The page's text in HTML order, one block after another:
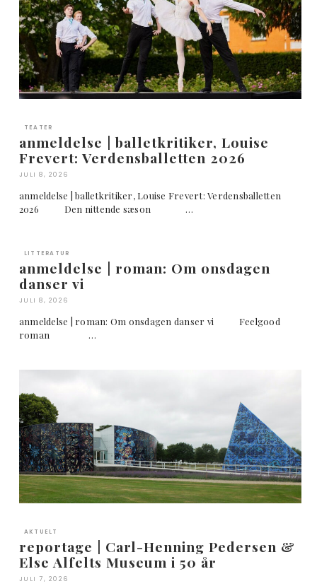
TEATER
anmeldelse | balletkritiker, Louise
Frevert: Verdensballetten 2026
JULI 8, 2026
anmeldelse | balletkritiker, Louise Frevert: Verdensballetten
2026 Den nittende sæson …
LITTERATUR
anmeldelse | roman: Om onsdagen
danser vi
JULI 8, 2026
anmeldelse | roman: Om onsdagen danser vi Feelgood
roman …
AKTUELT
reportage | Carl-Henning Pedersen &
Else Alfelts Museum i 50 år
JULI 7, 2026